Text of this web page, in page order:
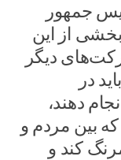
جمهور
از این
دیگر
در
دهند،
بین مردم و
کند و